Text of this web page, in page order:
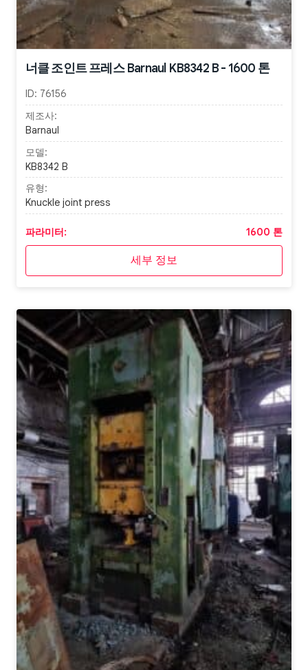
너클 조인트 프레스 Barnaul KB8342 B - 1600 톤
ID: 76156
제조사:
Barnaul
모델:
KB8342 B
유형:
Knuckle joint press
파라미터: 1600 톤
세부 정보